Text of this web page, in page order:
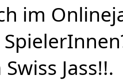
im
Jass!!.